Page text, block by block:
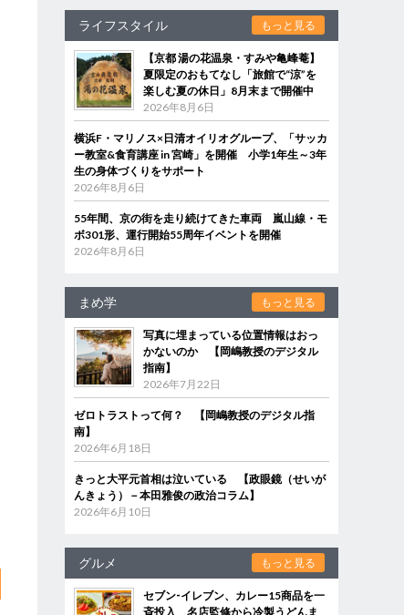
ライフスタイル もっと見る
【京都 湯の花温泉・すみや亀峰菴】
夏限定のおもてなし「旅館で“涼”を
楽しむ夏の休日」8月末まで開催中
2026年8月6日
横浜F・マリノス×日清オイリオグループ、「サッカ
ー教室&食育講座 in 宮崎」を開催 小学1年生～3年
生の身体づくりをサポート
2026年8月6日
55年間、京の街を走り続けてきた車両 嵐山線・モ
ボ301形、運行開始55周年イベントを開催
2026年8月6日
まめ学 もっと見る
写真に埋まっている位置情報はおっ
かないのか 【岡嶋教授のデジタル
指南】
2026年7月22日
ゼロトラストって何？ 【岡嶋教授のデジタル指
南】
2026年6月18日
きっと大平元首相は泣いている 【政眼鏡（せいが
んきょう）－本田雅俊の政治コラム】
2026年6月10日
グルメ もっと見る
セブン‐イレブン、カレー15商品を一
斉投入 名店監修から冷製うどんま